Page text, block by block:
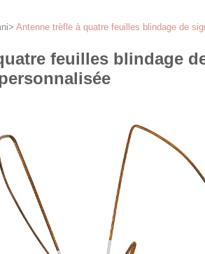
> Antenne trèfle à quatre feuilles blindage de
feuilles blindage